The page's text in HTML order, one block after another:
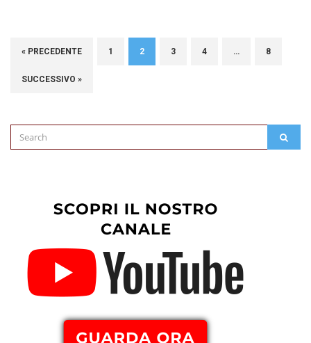
« PRECEDENTE 1 2 3 4 … 8
SUCCESSIVO »
Search
for: